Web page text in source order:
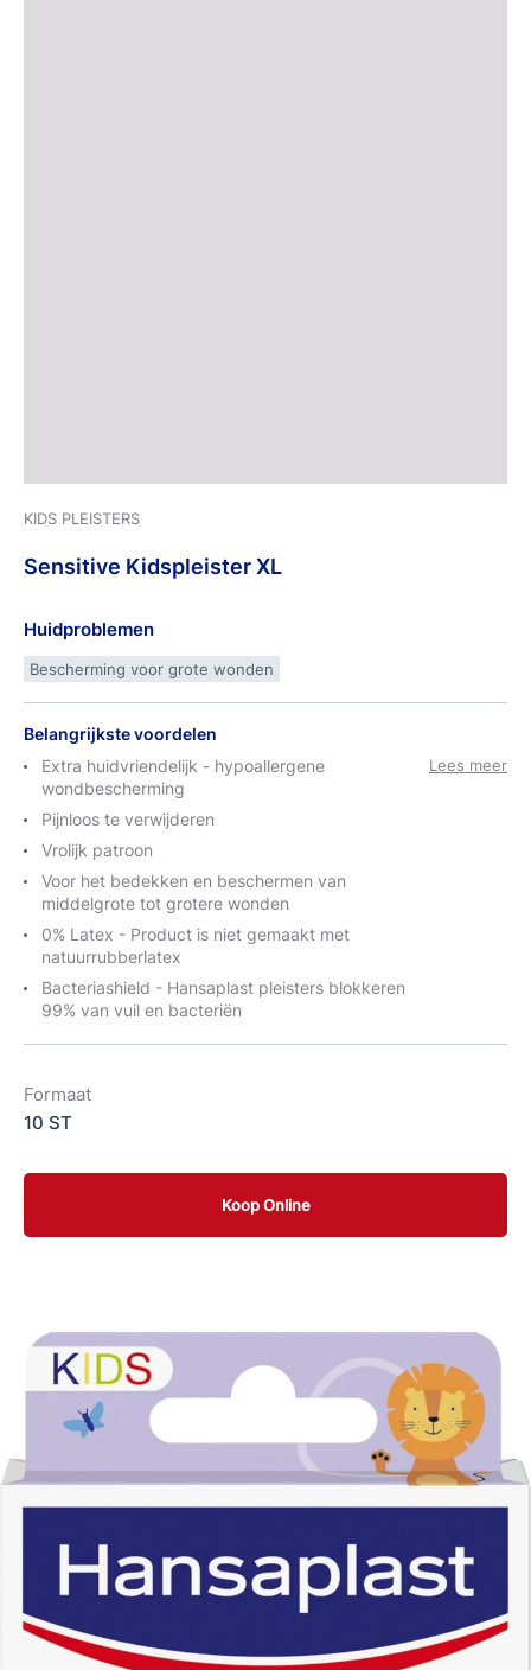
KIDS PLEISTERS
Sensitive KidspleisterXL
Huidproblemen
Bescherming voor grote wonden
Belangrijkste voordelen
Extra huidvriendelijk - hypoallergene
wondbescherming
Pijnloos te verwijderen
Vrolijk patroon
Voor het bedekken en beschermen van
middelgrote tot grotere wonden
0% Latex - Product is niet gemaakt met
natuurrubberlatex
Bacteriashield - Hansaplast pleisters blokkeren
99% van vuil en bacteriën
Lees meer
Formaat
10 ST
Koop Online